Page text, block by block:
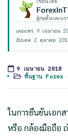
ผู้ก่อตั้งและบ
เผยแพร่ 9 เมษายน
อัปเดต 2 ตุลาคม
9 เมษายน 2018
Postedพื้นฐาน Forex
ในการยืนยันเอก
หรือ กล้องมือถือ